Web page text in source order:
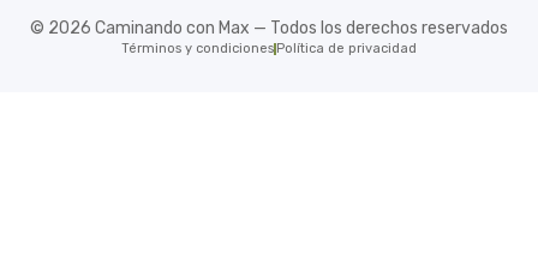
© 2026 Caminando con Max — Todos los derechos reservados
Términos y condiciones Política de privacidad